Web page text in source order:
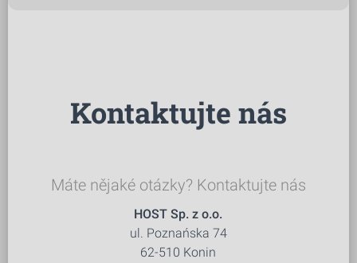
Kontaktujte nás
Máte nějaké otázky? Kontaktujte nás
HOST Sp. z o.o.
ul. Poznańska 74
62-510 Konin